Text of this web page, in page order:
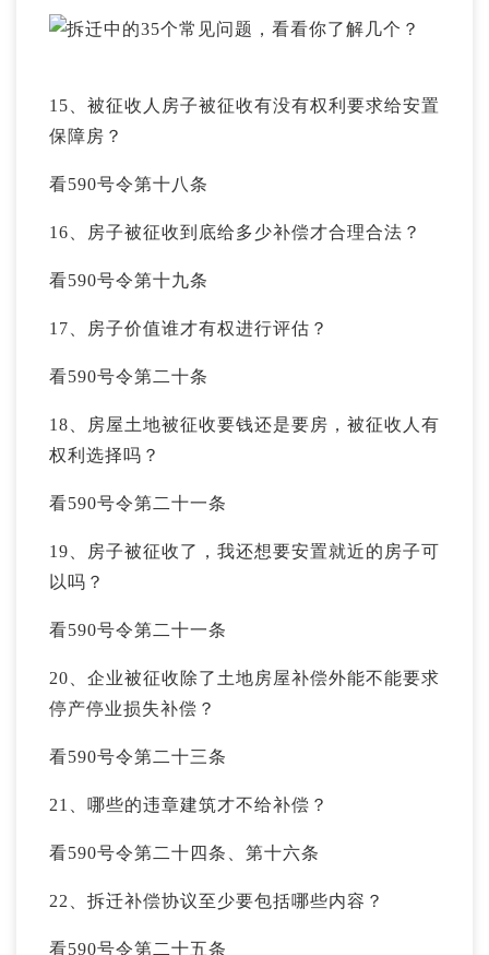
15、被征收人房子被征收有没有权利要求给安置
保障房？
看590号令第十八条
16、房子被征收到底给多少补偿才合理合法？
看590号令第十九条
17、房子价值谁才有权进行评估？
看590号令第二十条
18、房屋土地被征收要钱还是要房，被征收人有
权利选择吗？
看590号令第二十一条
19、房子被征收了，我还想要安置就近的房子可
以吗？
看590号令第二十一条
20、企业被征收除了土地房屋补偿外能不能要求
停产停业损失补偿？
看590号令第二十三条
21、哪些的违章建筑才不给补偿？
看590号令第二十四条、第十六条
22、拆迁补偿协议至少要包括哪些内容？
看590号令第二十五条